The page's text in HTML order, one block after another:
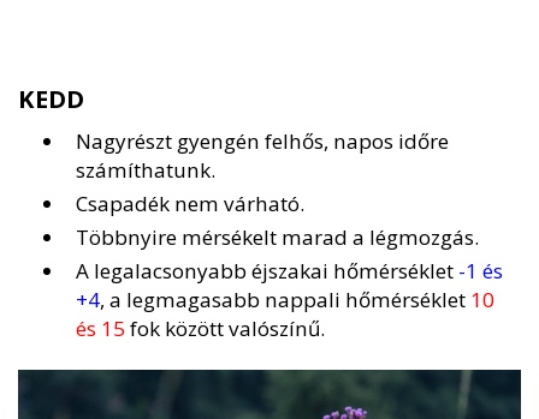
KEDD
Nagyrészt gyengén felhős, napos időre
számíthatunk.
Csapadék nem várható.
Többnyire mérsékelt marad a légmozgás.
A legalacsonyabb éjszakai hőmérséklet -1 és
+4, a legmagasabb nappali hőmérséklet 10
és 15 fok között valószínű.